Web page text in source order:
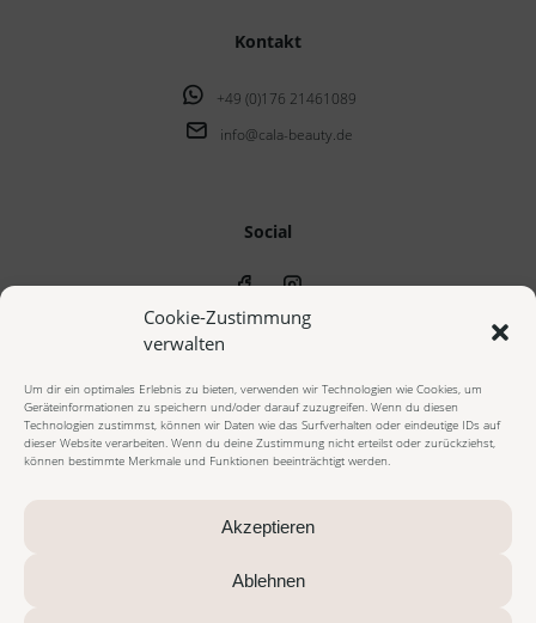
Cookie-Zustimmung
verwalten
Um dir ein optimales Erlebnis zu bieten, verwenden wir Technologien wie Cookies, um
Geräteinformationen zu speichern und/oder darauf zuzugreifen. Wenn du diesen
Technologien zustimmst, können wir Daten wie das Surfverhalten oder eindeutige IDs auf
dieser Website verarbeiten. Wenn du deine Zustimmung nicht erteilst oder zurückziehst,
können bestimmte Merkmale und Funktionen beeinträchtigt werden.
Akzeptieren
Ablehnen
Kontakt
+49 (0)176 21461089
info@cala-beauty.de
Social
© 2023 cala beauty - Alle Rechte vorbehalten